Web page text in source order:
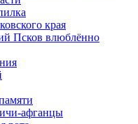
края
Псков влюблённо
афганцы